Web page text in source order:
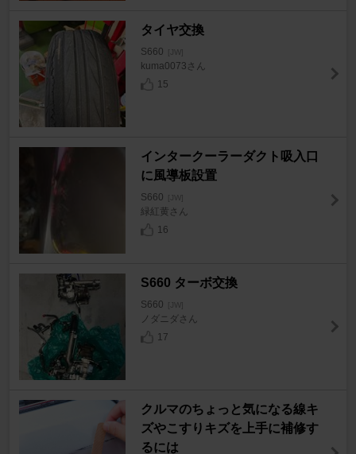
タイヤ交換
S660 [JW]
kuma0073さん
15
インタークーラーダクト吸入口
に風導板設置
S660 [JW]
緑紅黄さん
16
S660 ターボ交換
S660 [JW]
ノダニダさん
17
クルマのちょっと気になる線キ
ズやこすりキズを上手に補修す
るには